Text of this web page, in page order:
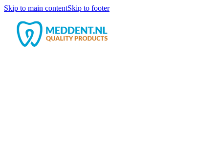
Skip to main contentSkip to footer